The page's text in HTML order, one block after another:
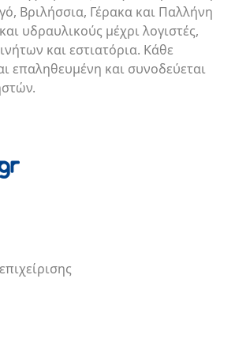
Βριλήσσια, Γέρακα και Παλλήνη
υδραυλικούς μέχρι λογιστές,
και εστιατόρια. Κάθε
επαληθευμένη και συνοδεύεται